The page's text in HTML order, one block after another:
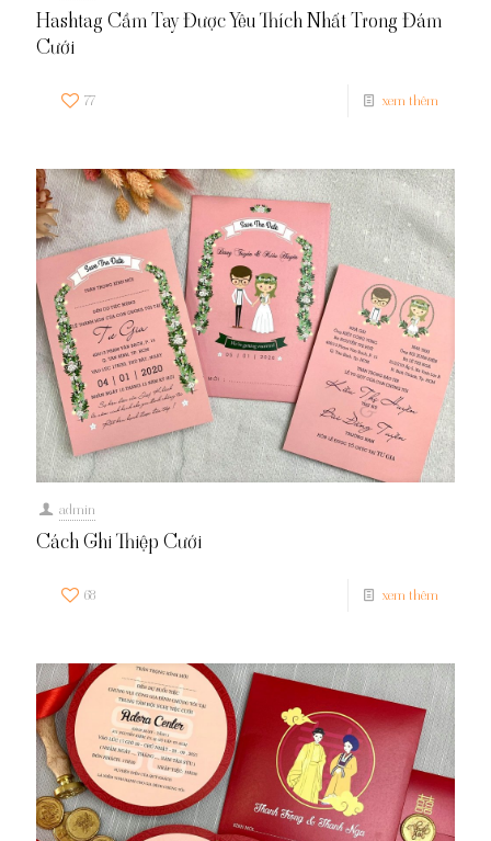
Hashtag Cầm Tay Được Yêu Thích Nhất Trong Đám
Cưới
77 xem thêm
admin
Cách Ghi Thiệp Cưới
68 xem thêm